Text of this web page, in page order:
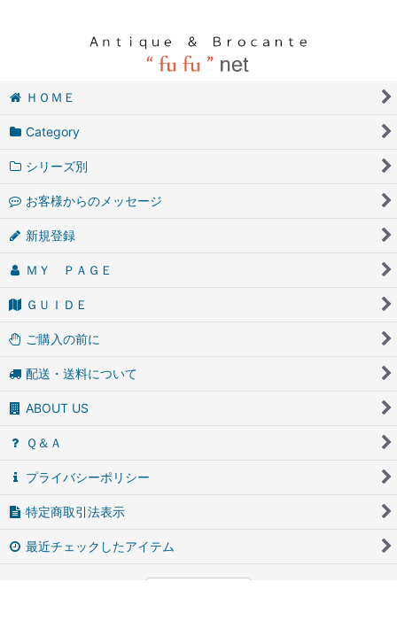
ＨＯＭＥ
Category
シリーズ別
お客様からのメッセージ
新規登録
ＭＹ ＰＡＧＥ
ＧＵＩＤＥ
ご購入の前に
配送・送料について
ABOUT US
Ｑ＆Ａ
プライバシーポリシー
特定商取引法表示
最近チェックしたアイテム